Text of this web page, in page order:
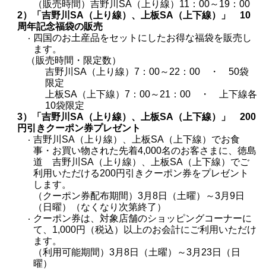
（販売時間）吉野川SA（上り線）11：00～19：00
2）「吉野川SA（上り線）、上板SA（上下線）」 10
周年記念福袋の販売
四国のお土産品をセットにしたお得な福袋を販売し
ます。
（販売時間・限定数）
吉野川SA（上り線）7：00～22：00 ・ 50袋
限定
上板SA（上下線）7：00～21：00 ・ 上下線各
10袋限定
3）「吉野川SA（上り線）、上板SA（上下線）」 200
円引きクーポン券プレゼント
吉野川SA（上り線）、上板SA（上下線）でお食
事・お買い物された先着4,000名のお客さまに、徳島
道 吉野川SA（上り線）、上板SA（上下線）でご
利用いただける200円引きクーポン券をプレゼント
します。
（クーポン券配布期間）3月8日（土曜）～3月9日
（日曜）（なくなり次第終了）
クーポン券は、対象店舗のショッピングコーナーに
て、1,000円（税込）以上のお会計にご利用いただけ
ます。
（利用可能期間）3月8日（土曜）～3月23日（日
曜）